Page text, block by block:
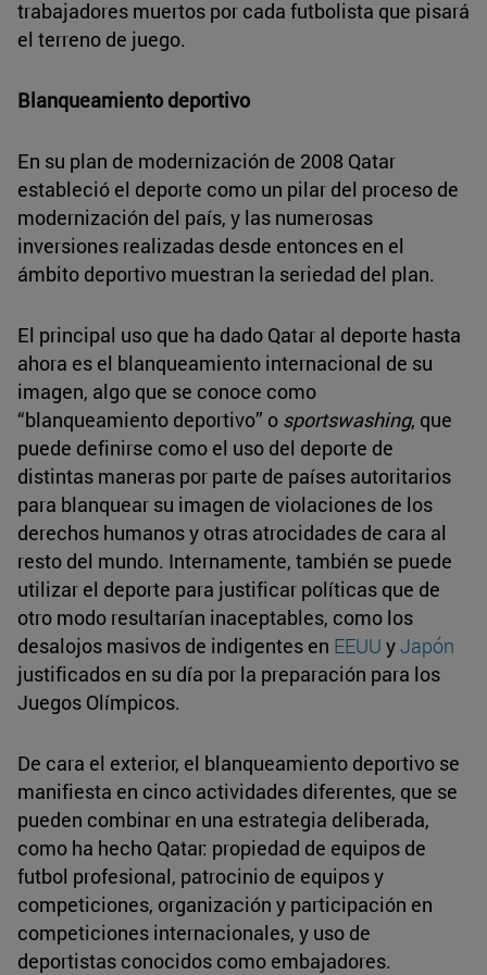
trabajadores muertos por cada futbolista que pisará
el terreno de juego.
Blanqueamiento deportivo
En su plan de modernización de 2008 Qatar
estableció el deporte como un pilar del proceso de
modernización del país, y las numerosas
inversiones realizadas desde entonces en el
ámbito deportivo muestran la seriedad del plan.
El principal uso que ha dado Qatar al deporte hasta
ahora es el blanqueamiento internacional de su
imagen, algo que se conoce como
“blanqueamiento deportivo” o sportswashing, que
puede definirse como el uso del deporte de
distintas maneras por parte de países autoritarios
para blanquear su imagen de violaciones de los
derechos humanos y otras atrocidades de cara al
resto del mundo. Internamente, también se puede
utilizar el deporte para justificar políticas que de
otro modo resultarían inaceptables, como los
desalojos masivos de indigentes en EEUU yJapón
justificados en su día por la preparación para los
Juegos Olímpicos.
De cara el exterior, el blanqueamiento deportivo se
manifiesta en cinco actividades diferentes, que se
pueden combinar en una estrategia deliberada,
como ha hecho Qatar: propiedad de equipos de
futbol profesional, patrocinio de equipos y
competiciones, organización y participación en
competiciones internacionales, y uso de
deportistas conocidos como embajadores.